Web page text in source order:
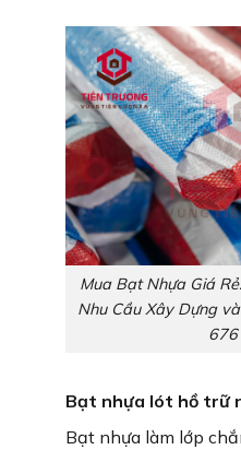
Mua Bạt Nhựa Giá
Nhu Cầu Xây Dựng
Bạt nhựa lót hồ trữ
Bạt nhựa làm lớp